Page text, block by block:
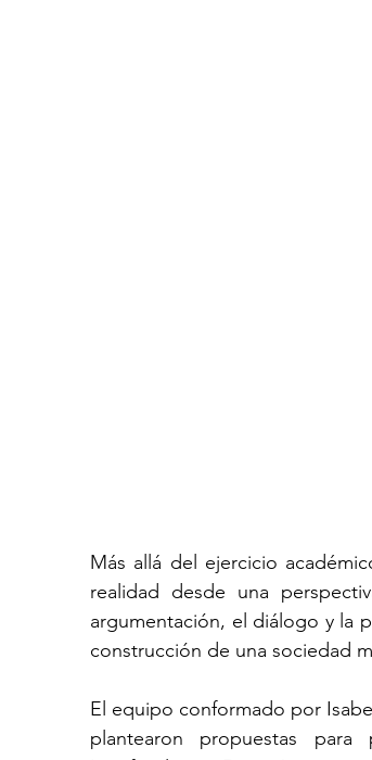
Más allá del ejercicio
realidad desde una
argumentación, el diálogo y la
construcción de una sociedad
El equipo conformado por
plantearon propuestas para